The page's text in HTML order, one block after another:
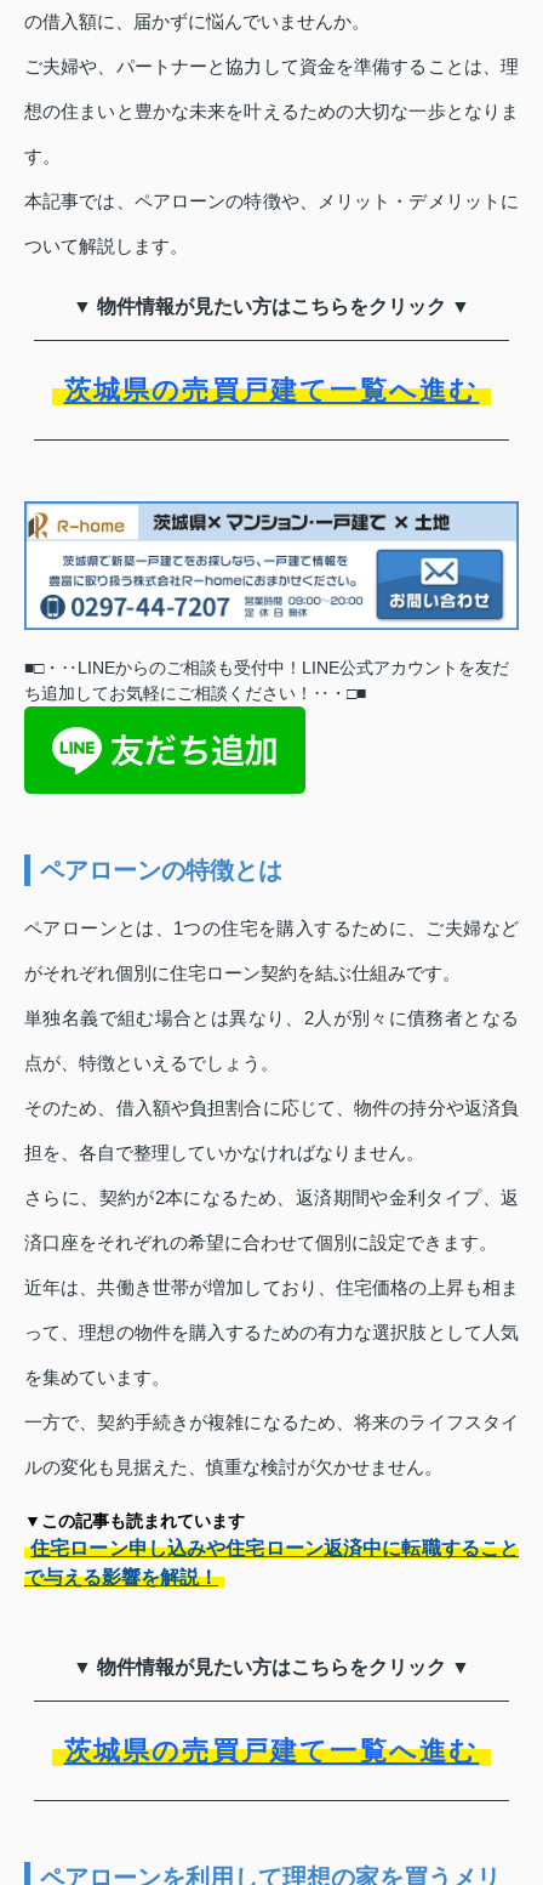
の借入額に、届かずに悩んでいませんか。
ご夫婦や、パートナーと協力して資金を準備することは、理
想の住まいと豊かな未来を叶えるための大切な一歩となりま
す。
本記事では、ペアローンの特徴や、メリット・デメリットに
ついて解説します。
▼ 物件情報が見たい方はこちらをクリック ▼
茨城県の売買戸建て一覧へ進む
■□・‥LINEからのご相談も受付中！LINE公式アカウントを友だ
ち追加してお気軽にご相談ください ！ ‥ ・ □■
ペアローンの特徴とは
ペアローンとは、1つの住宅を購入するために、ご夫婦など
がそれぞれ個別に住宅ローン契約を結ぶ仕組みです。
単独名義で組む場合とは異なり、2人が別々に債務者となる
点が、特徴といえるでしょう。
そのため、借入額や負担割合に応じて、物件の持分や返済負
担を、各自で整理していかなければなりません。
さらに、契約が2本になるため、返済期間や金利タイプ、返
済口座をそれぞれの希望に合わせて個別に設定できます。
近年は、共働き世帯が増加しており、住宅価格の上昇も相ま
って、理想の物件を購入するための有力な選択肢として人気
を集めています。
一方で、契約手続きが複雑になるため、将来のライフスタイ
ルの変化も見据えた、慎重な検討が欠かせません。
▼この記事も読まれています
住宅ローン申し込みや住宅ローン返済中に転職すること
で与える影響を解説！
▼ 物件情報が見たい方はこちらをクリック ▼
茨城県の売買戸建て一覧へ進む
ペアローンを利用して理想の家を買うメリ